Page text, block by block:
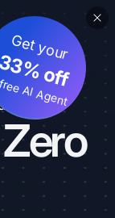
Get your
33% off
AI Agent